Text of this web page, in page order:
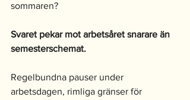
sommaren?
Svaret pekar mot arbetsåret snarare än
semesterschemat.
Regelbundna pauser under
arbetsdagen, rimliga gränser för